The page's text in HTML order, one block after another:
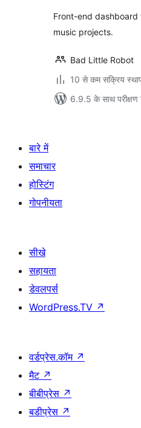
Front-end dashboard
music projects.
Bad Little Robot
10 से कम सक्रिय
6.9.5 के साथ परीक्षण
बारे में
समाचार
होस्टिंग
गोपनीयता
सीखे
सहायता
डेवलपर्स
WordPress.TV ↗
वर्डप्रेस.कॉम ↗
मैट ↗
बीबीप्रेस ↗
बडीप्रेस ↗